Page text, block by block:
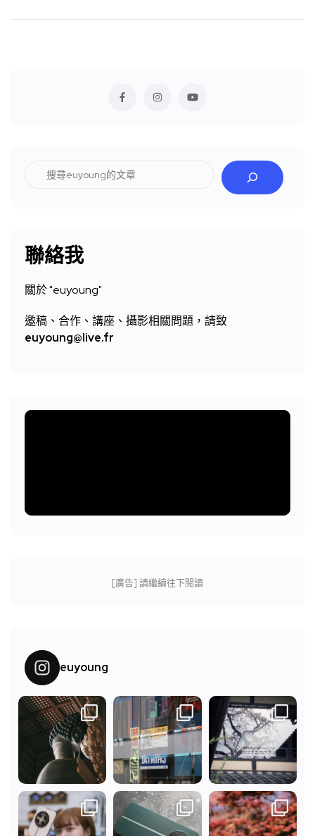
聯絡我
關於 "euyoung"
邀稿、合作、講座、攝影相關問題，請致
euyoung@live.fr
[廣告] 請繼續往下閱讀
euyoung